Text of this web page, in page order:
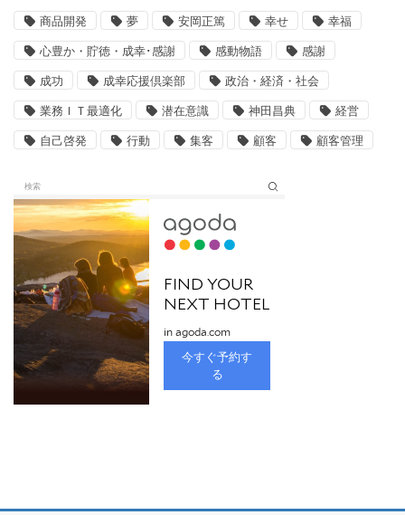
商品開発 夢 安岡正篤 幸せ 幸福
心豊か・貯徳・成幸･感謝 感動物語 感謝
成功 成幸応援倶楽部 政治・経済・社会
業務ＩＴ最適化 潜在意識 神田昌典 経営
自己啓発 行動 集客 顧客 顧客管理